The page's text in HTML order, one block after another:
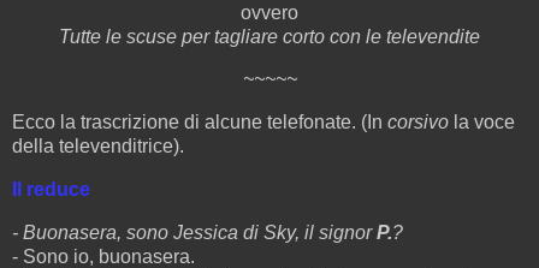
ovvero
Tutte le scuse per tagliare corto con le televendite
~~~~~
Ecco la trascrizione di alcune telefonate. (In corsivo la voce
della televenditrice).
Il reduce
- Buonasera, sono Jessica di Sky, il signorP.?
- Sono io, buonasera.